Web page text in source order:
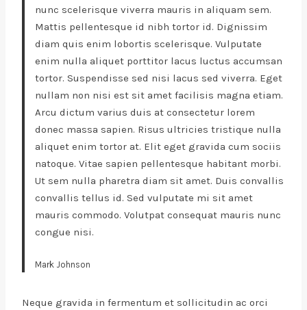
nunc scelerisque viverra mauris in aliquam sem.
Mattis pellentesque id nibh tortor id. Dignissim
diam quis enim lobortis scelerisque. Vulputate
enim nulla aliquet porttitor lacus luctus accumsan
tortor. Suspendisse sed nisi lacus sed viverra. Eget
nullam non nisi est sit amet facilisis magna etiam.
Arcu dictum varius duis at consectetur lorem
donec massa sapien. Risus ultricies tristique nulla
aliquet enim tortor at. Elit eget gravida cum sociis
natoque. Vitae sapien pellentesque habitant morbi.
Ut sem nulla pharetra diam sit amet. Duis convallis
convallis tellus id. Sed vulputate mi sit amet
mauris commodo. Volutpat consequat mauris nunc
congue nisi.
Mark Johnson
Neque gravida in fermentum et sollicitudin ac orci